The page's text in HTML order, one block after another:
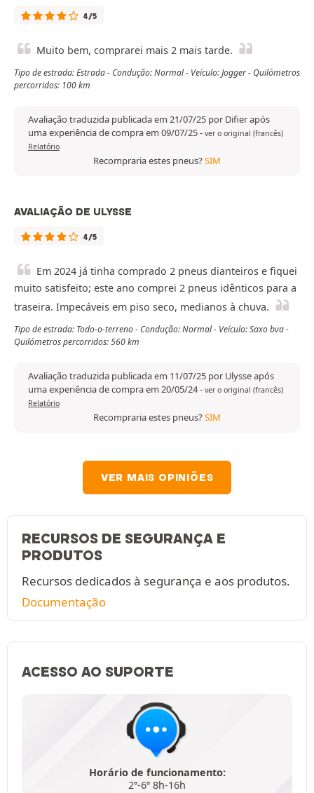
4/5
Muito bem, comprarei mais 2 mais tarde.
Tipo de estrada: Estrada - Condução: Normal - Veículo: Jogger - Quilómetros
percorridos: 100 km
Avaliação traduzida publicada em 21/07/25 por Difier após
uma experiência de compra em 09/07/25- ver o original (francês)
Relatório
Recompraria estes pneus?SIM
AVALIAÇÃO DE ULYSSE
4/5
Em 2024 já tinha comprado 2 pneus dianteiros e fiquei
muito satisfeito; este ano comprei 2 pneus idênticos para a
traseira. Impecáveis em piso seco, medianos à chuva.
Tipo de estrada: Todo-o-terreno - Condução: Normal - Veículo: Saxo bva -
Quilómetros percorridos: 560 km
Avaliação traduzida publicada em 11/07/25 por Ulysse após
uma experiência de compra em 20/05/24- ver o original (francês)
Relatório
Recompraria estes pneus?SIM
VER MAIS OPINIÕES
RECURSOS DE SEGURANÇA E
PRODUTOS
Recursos dedicados à segurança e aos produtos.
Documentação
ACESSO AO SUPORTE
Horário de funcionamento:
2ª-6ª 8h-16h